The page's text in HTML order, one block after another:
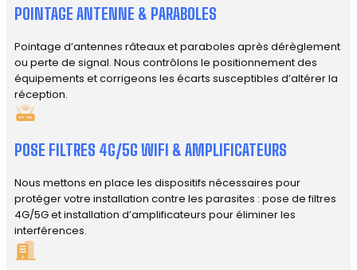
POINTAGE ANTENNE & PARABOLES
Pointage d’antennes râteaux et paraboles après dérèglement
ou perte de signal. Nous contrôlons le positionnement des
équipements et corrigeons les écarts susceptibles d’altérer la
réception.
POSE FILTRES 4G/5G WIFI & AMPLIFICATEURS
Nous mettons en place les dispositifs nécessaires pour
protéger votre installation contre les parasites : pose de filtres
4G/5G et installation d’amplificateurs pour éliminer les
interférences.